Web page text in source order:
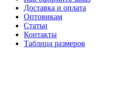
Доставка и оплата
Оптовикам
Статьи
Контакты
Таблица размеров